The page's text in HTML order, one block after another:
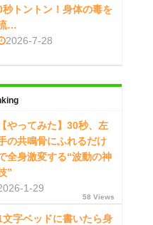
秒トントン！身体の毒を
…
2026-7-28
【やってみた】30秒、左
の共鳴骨にふれるだけ
全身激変する“波動の神
”
1-29
58 Views
文字ベッドに書いたら身